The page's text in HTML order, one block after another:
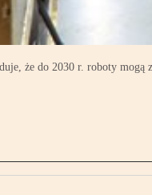
że do 2030 r. roboty